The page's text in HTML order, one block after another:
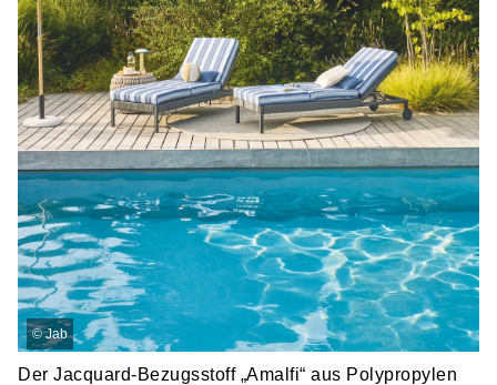
© Jab
Der Jacquard-Bezugsstoff „Amalfi“ aus Polypropylen